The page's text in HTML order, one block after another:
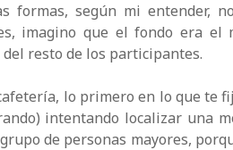
formas, según mi entender,
imagino que el fondo era el
resto de los participantes.
lo primero en lo que te
intentando localizar una
de personas mayores,